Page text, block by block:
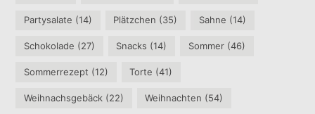
Partysalate (14) Plätzchen (35) Sahne (14)
Schokolade (27) Snacks (14) Sommer(46)
Sommerrezept (12) Torte (41)
Weihnachsgebäck (22) Weihnachten (54)